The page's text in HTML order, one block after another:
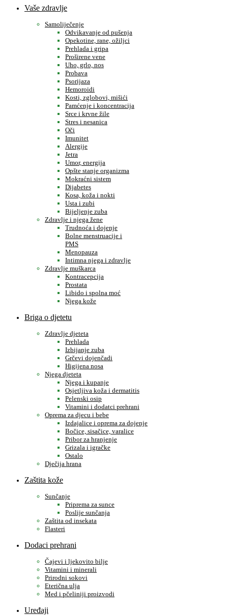
Vaše zdravlje
Samoliječenje
Odvikavanje od pušenja
Opekotine, rane, ožiljci
Prehlada i gripa
Proširene vene
Uho, grlo, nos
Probava
Psorijaza
Hemoroidi
Kosti, zglobovi, mišići
Pamćenje i koncentracija
Srce i krvne žile
Stres i nesanica
Oči
Imunitet
Alergije
Jetra
Umor, energija
Opšte stanje organizma
Mokraćni sistem
Dijabetes
Kosa, koža i nokti
Usta i zubi
Bijeljenje zuba
Zdravlje i njega žene
Trudnoća i dojenje
Bolne menstruacije i
PMS
Menopauza
Intimna njega i zdravlje
Zdravlje muškarca
Kontracepcija
Prostata
Libido i spolna moć
Njega kože
Briga o djetetu
Zdravlje djeteta
Prehlada
Izbijanje zuba
Grčevi dojenčadi
Higijena nosa
Njega djeteta
Njega i kupanje
Osjetljiva koža i dermatitis
Pelenski osip
Vitamini i dodatci prehrani
Oprema za djecu i bebe
Izdajalice i oprema za dojenje
Bočice, sisačice, varalice
Pribor za hranjenje
Grizala i igračke
Ostalo
Dječija hrana
Zaštita kože
Sunčanje
Priprema za sunce
Poslije sunčanja
Zaštita od insekata
Flasteri
Dodaci prehrani
Čajevi i ljekovito bilje
Vitamini i minerali
Prirodni sokovi
Eterična ulja
Med i pčeliniji proizvodi
Uređaji